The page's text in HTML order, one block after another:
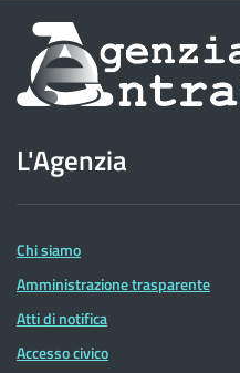
Informazioni
sul
dell'Agenzia
delle
Entrate
L'Agenzia
Chi siamo
Amministrazione trasparente
Atti di notifica
Accesso civico